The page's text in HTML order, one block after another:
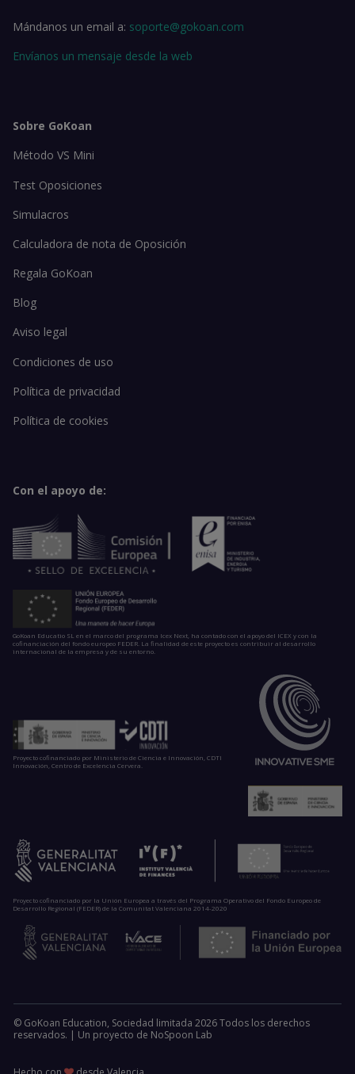
Mándanos un email a: soporte@gokoan.com
Envíanos un mensaje desde la web
Sobre GoKoan
Método VS Mini
Test Oposiciones
Simulacros
Calculadora de nota de Oposición
Regala GoKoan
Blog
Aviso legal
Condiciones de uso
Política de privacidad
Política de cookies
Con el apoyo de:
GoKoan Educatio SL en el marco del programa Icex Next, ha contado con el apoyo del ICEX y con la
cofinanciación del fondo europeo FEDER. La finalidad de este proyecto es contribuir al desarrollo
internacional de la empresa y de su entorno.
Proyecto cofinanciado por Ministerio de Ciencia e Innovación, CDTI
Innovación, Centro de Excelencia Cervera.
Proyecto cofinanciado por la Unión Europea a través del Programa Operativo del Fondo Europeo de
Desarrollo Regional (FEDER) de la Comunitat Valenciana 2014-2020
© GoKoan Education, Sociedad limitada 2026 Todos los derechos
reservados. | Un proyecto de NoSpoon Lab